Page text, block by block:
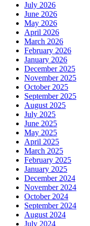
July 2026
June 2026
May 2026
April 2026
March 2026
February 2026
January 2026
December 2025
November 2025
October 2025
September 2025
August 2025
July 2025
June 2025
May 2025
April 2025
March 2025
February 2025
January 2025
December 2024
November 2024
October 2024
September 2024
August 2024
July 2024